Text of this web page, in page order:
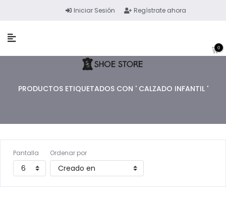
Iniciar Sesión Regístrate ahora
0
PRODUCTOS ETIQUETADOS CON ' CALZADO INFANTIL '
Pantalla Ordenar por